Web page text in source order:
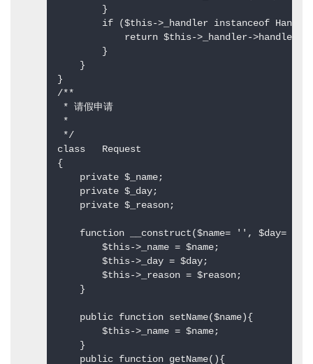
}
if ($this->_handler instanceof
return $this->_handler-
}
}
}
/**
* 请假申请
*
*/
class   Request
{
private $_name;
private $_day;
private $_reason;
function __construct($name= '', $day= 0,
$this->_name = $name;
$this->_day = $day;
$this->_reason = $reason;
}
public function setName($name){
$this->_name = $name;
}
public function getName(){